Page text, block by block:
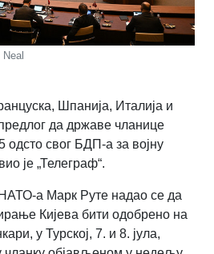
Шпанија, Италија и
да државе чланице
одсто свог БДП-а за војну
је „Телеграф“.
а Марк Руте надао се да
Кијева бити одобрено на
у Турској, 7. и 8. јула,